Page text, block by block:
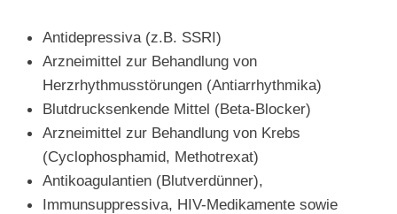
Antidepressiva (z.B. SSRI)
Arzneimittel zur Behandlung von
Herzrhythmusstörungen (Antiarrhythmika)
Blutdrucksenkende Mittel (Beta-Blocker)
Arzneimittel zur Behandlung von Krebs
(Cyclophosphamid, Methotrexat)
Antikoagulantien (Blutverdünner),
Immunsuppressiva, HIV-Medikamente sowie